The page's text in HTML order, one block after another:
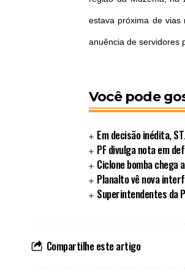
estava próxima de vias
anuência de servidores
Você pode
Em decisão inédita,
PF divulga nota em
Ciclone bomba chega
Planalto vê nova
Superintendentes da
Compartilhe este artigo